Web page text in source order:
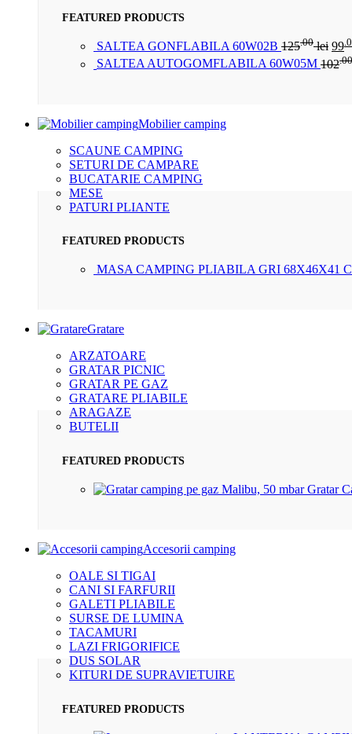
FEATURED PRODUCTS
SALTEA GONFLABILA 60W02B 125.00 lei 99
SALTEA AUTOGOMFLABILA 60W05M 102.00
Mobilier camping
SCAUNE CAMPING
SETURI DE CAMPARE
BUCATARIE CAMPING
MESE
PATURI PLIANTE
FEATURED PRODUCTS
MASA CAMPING PLIABILA GRI 68X46X41
Gratare
ARZATOARE
GRATAR PICNIC
GRATAR PE GAZ
GRATARE PLIABILE
ARAGAZE
BUTELII
FEATURED PRODUCTS
Gratar
Accesorii camping
OALE SI TIGAI
CANI SI FARFURII
GALETI PLIABILE
SURSE DE LUMINA
TACAMURI
LAZI FRIGORIFICE
DUS SOLAR
KITURI DE SUPRAVIETUIRE
FEATURED PRODUCTS